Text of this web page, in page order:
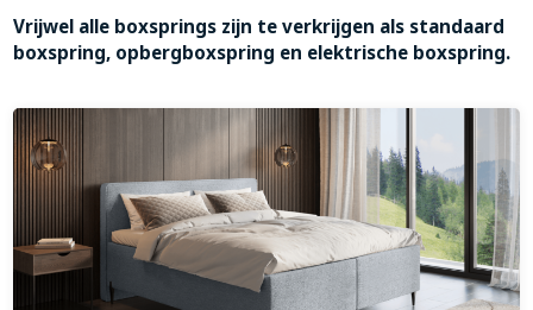
Vrijwel alle boxsprings zijn te verkrijgen als standaard
boxspring, opbergboxspring en elektrische boxspring.